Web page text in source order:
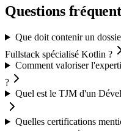
Questions
Que doit contenir un
Fullstack spécialisé Kotlin ?
Comment valoriser
?
Quel est le TJM d'un
Quelles certifications